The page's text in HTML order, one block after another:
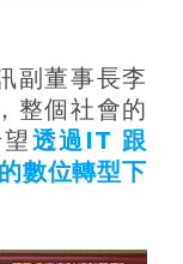
副董事長李
整個社會的
透過IT 跟
數位轉型下